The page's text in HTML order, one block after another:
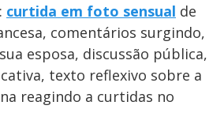
curtida em foto sensual de
comentários surgindo,
esposa, discussão pública,
texto reflexivo sobre a
reagindo a curtidas no